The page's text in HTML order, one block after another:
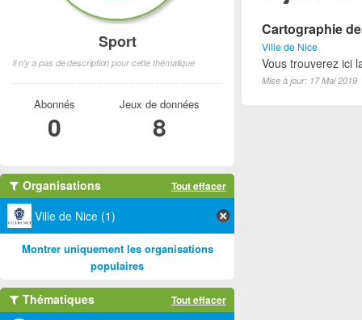
Cartographie
Ville de Nice
Vous trouverez ici
Mise à jour: 17 Mai 2019
Sport
Il n'y a pas de description pour cette thématique
Abonnés
0
Jeux de données
8
Organisations Tout effacer
Ville de Nice (1)
Montrer uniquement les organisations
populaires
Thématiques Tout effacer